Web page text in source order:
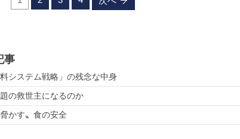
事
システム戦略」の残念な中身
の救世主になるのか
かす〟食の安全